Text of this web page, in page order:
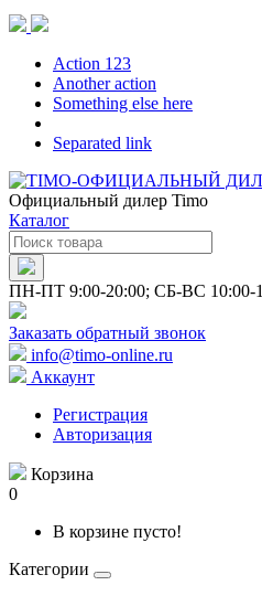
Action 123
Another action
Something else here
Separated link
Официальный дилер Timo
Каталог
ПН-ПТ 9:00-20:00; СБ-ВС 10:00-
Заказать обратный звонок
info@timo-online.ru
Аккаунт
Регистрация
Авторизация
Корзина
0
В корзине пусто!
Категории